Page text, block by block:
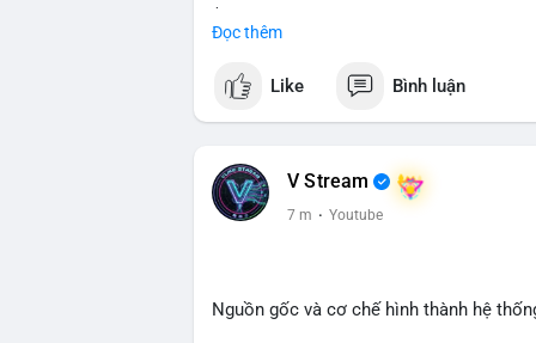
Xem chi tiết các bài viết đầy đủ tại dòng
#clarityact #bitcoinfutures #whalealert
📰 Nguồn: CoinDesk
Đọc thêm
Like Bình luận
V Stream
7 m · Youtube
Nguồn gốc và cơ chế hình thành hệ